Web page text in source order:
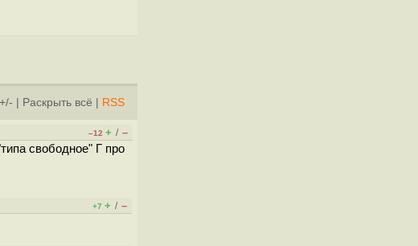
+/- Раскрыть всё RSS
–12 + / –
свободное" Г про
+7 + / –